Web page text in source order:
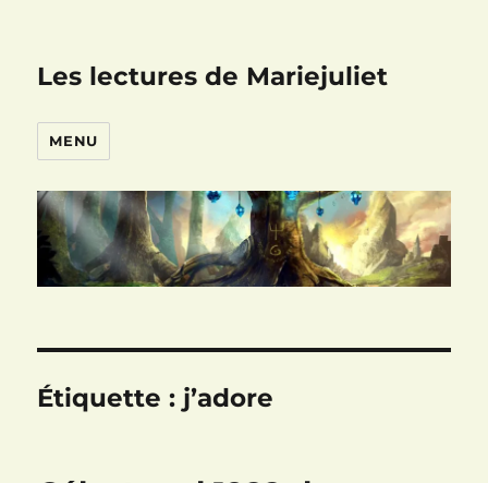
Les lectures de Mariejuliet
MENU
Étiquette : j’adore